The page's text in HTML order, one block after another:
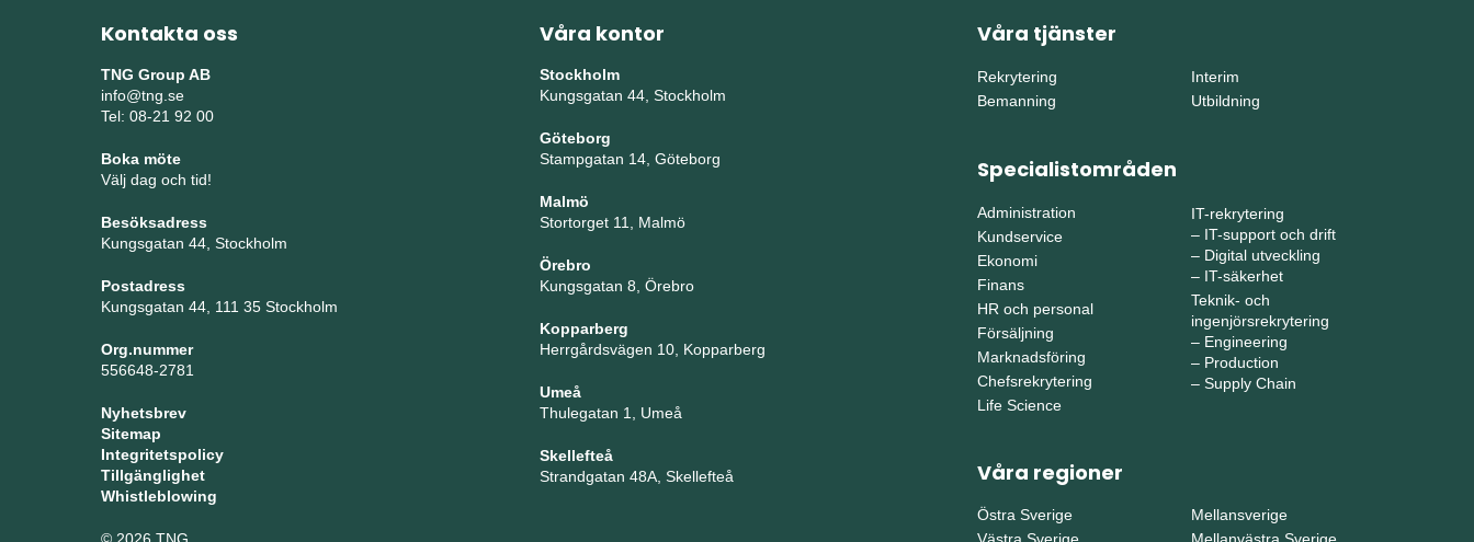
Kontakta oss
TNG Group AB
info@tng.se
Tel: 08-21 92 00
Boka möte
Välj dag och tid!
Besöksadress
Kungsgatan 44, Stockholm
Postadress
Kungsgatan 44, 111 35 Stockholm
Org.nummer
556648-2781
Nyhetsbrev
Sitemap
Integritetspolicy
Tillgänglighet
Whistleblowing
Våra kontor
Stockholm
Kungsgatan 44, Stockholm
Göteborg
Stampgatan 14, Göteborg
Malmö
Stortorget 11, Malmö
Örebro
Kungsgatan 8, Örebro
Kopparberg
Herrgårdsvägen 10, Kopparberg
Umeå
Thulegatan 1, Umeå
Skellefteå
Strandgatan 48A, Skellefteå
Våra tjänster
Rekrytering
Bemanning
Interim
Utbildning
Specialistområden
Administration
Kundservice
Ekonomi
Finans
HR och personal
Försäljning
Marknadsföring
Chefsrekrytering
Life Science
IT-rekrytering
– IT-support och drift
– Digital utveckling
– IT-säkerhet
Teknik- och
ingenjörsrekrytering
– Engineering
– Production
– Supply Chain
Våra regioner
Östra Sverige
Mellansverige